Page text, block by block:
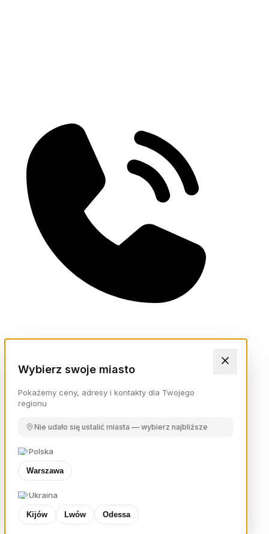
Wybierz swoje miasto
Pokażemy ceny, adresy i kontakty dla Twojego
regionu
Nie udało się ustalić miasta — wybierz najbliższe
Polska
Warszawa
Ukraina
Kijów Lwów Odessa